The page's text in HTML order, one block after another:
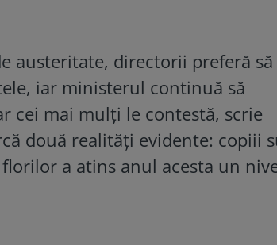
austeritate, directorii preferă să
iar ministerul continuă să
cei mai mulți le contestă, scrie
două realități evidente: copiii
a atins anul acesta un